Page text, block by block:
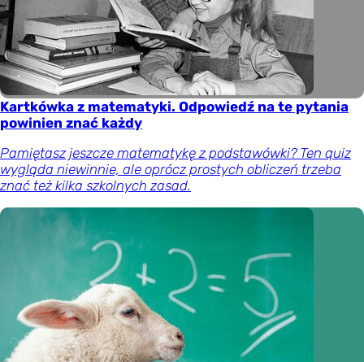
Kartkówka z matematyki. Odpowiedź na te pytania
powinien znać każdy
Pamiętasz jeszcze matematykę z podstawówki? Ten quiz
wygląda niewinnie, ale oprócz prostych obliczeń trzeba
znać też kilka szkolnych zasad.